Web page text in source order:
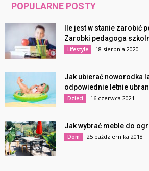
POPULARNE POSTY
Ile jest w stanie zarobić
Zarobki pedagoga
Lifestyle 18 sierpnia 2020
Jak ubierać noworodka
odpowiednie letnie
Dzieci 16 czerwca 2021
Jak wybrać meble do
Dom 25 października 2018